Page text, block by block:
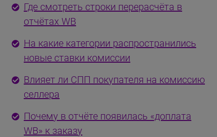
Где смотреть строки перерасчёта в
отчётах WB
На какие категории распространились
новые ставки комиссии
Влияет ли СПП покупателя на комиссию
селлера
Почему в отчёте появилась «доплата
WB» к заказу